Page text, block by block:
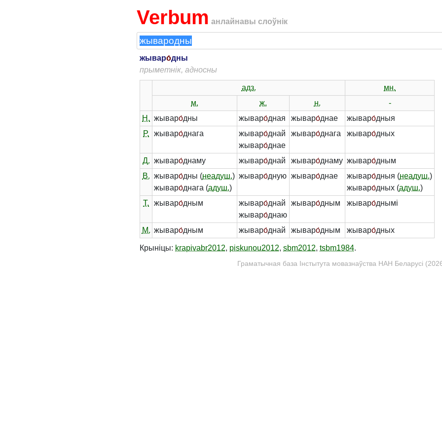
Verbum анлайнавы слоўнік
жываро́дны
прыметнік, адносны
адз.
мн.
м.
ж. н.
-
Н. жываро́дны жываро́дная жываро́днае жываро́дныя
Р.
жываро́днага жываро́днай
жываро́днае
жываро́днага жываро́дных
Д. жываро́днаму жываро́днай жываро́днаму жываро́дным
В. жываро́дны (неадуш.)
жываро́днага (адуш.)
жываро́дную жываро́днае жываро́дныя (неадуш.)
жываро́дных (адуш.)
Т.
жываро́дным жываро́днай
жываро́днаю
жываро́дным жываро́днымі
М. жываро́дным жываро́днай жываро́дным жываро́дных
Крыніцы: krapivabr2012, piskunou2012, sbm2012, tsbm1984.
Граматычная база Інстытута мовазнаўства НАН Беларусі